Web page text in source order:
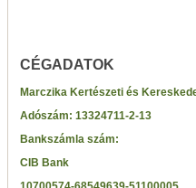
CÉGADATOK
Marczika Kertészeti és
Adószám: 13324711-2-13
Bankszámla szám:
CIB Bank